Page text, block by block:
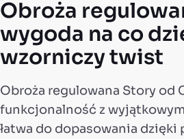
Obroża
wygoda na co
wzorniczy twist
Obroża regulowana Story od
funkcjonalność z
łatwa do dopasowania dzięki